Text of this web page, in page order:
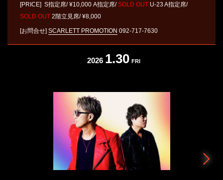
[PRICE] S指定席/ ¥10,000 A指定席/SOLD OUT U-23 A指定席/
SOLD OUT 2階立見席/ ¥8,000
[お問合せ] SCARLETT PROMOTION 092-717-7630
2026 1.30 FRI